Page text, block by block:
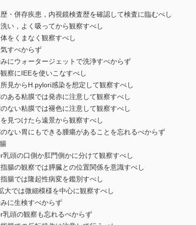
併存疾患，内視鏡検査歴を確認して検査に臨むべし
，よく吸ってから観察すべし
くまなく観察すべし
すべからず
ウォータージェットで洗浄すべからず
にIEEを使いこなすべし
からH.pylori感染を想定して観察すべし
る粘膜では発赤に注意して観察すべし
い粘膜では褪色に注意して観察すべし
つけたら遠景から観察すべし
い胃にもできる腫瘍があることを忘れるべからず
頭の口側か肛門側かに分けて観察すべし
の観察では膵臓との位置関係を意識すべし
では隆起性病変を鑑別すべし
では微細模様を中心に観察すべし
に生検すべからず
頭の観察も忘れるべからず